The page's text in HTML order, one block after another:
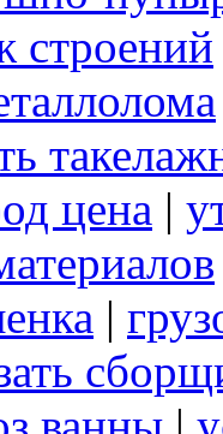
строений
цена |
|